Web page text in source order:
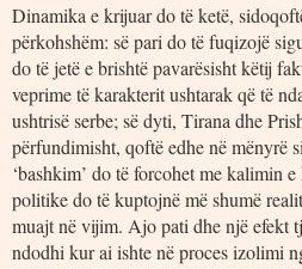
Dinamika e krijuar do të ketë,
përkohshëm: së pari do të fuqizojë
do të jetë e brishtë pavarësisht këtij
veprime të karakterit ushtarak që të
ushtrisë serbe; së dyti, Tirana dhe
përfundimisht, qoftë edhe në mënyrë
‘bashkim’ do të forcohet me kalimin
politike do të kuptojnë më shumë
muajt në vijim. Ajo pati dhe një efekt
ndodhi kur ai ishte në proces